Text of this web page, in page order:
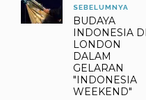
berupa hasil dari aktivitas,
perbuatan,…
SEBELUMNYA
BUDAYA
INDONESIA DI
LONDON
DALAM
GELARAN
"INDONESIA
WEEKEND"